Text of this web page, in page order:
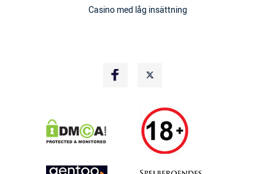
Casino med låg insättning